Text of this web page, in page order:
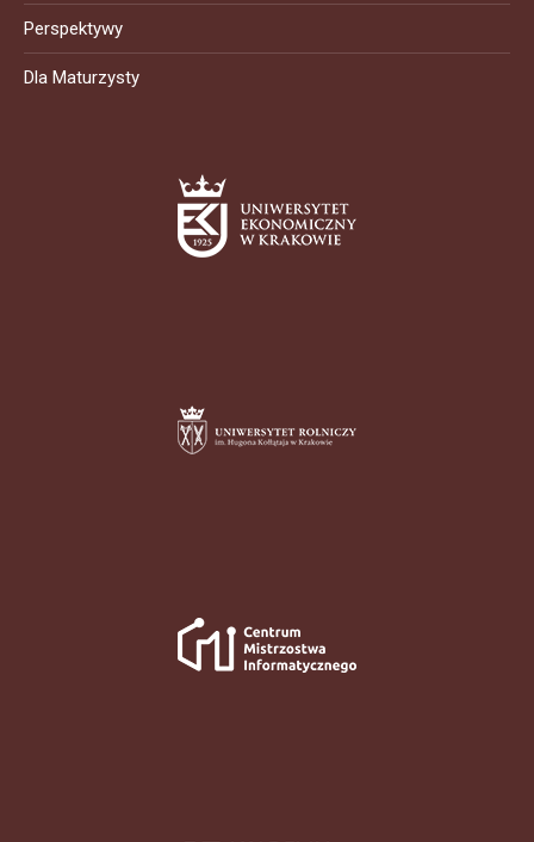
Perspektywy
Dla Maturzysty